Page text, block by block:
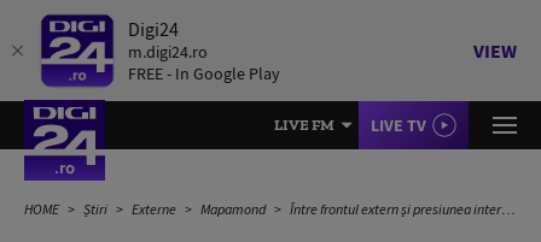
Digi24
m.digi24.ro
FREE - In Google Play
VIEW
LIVE FM LIVE TV
HOME Știri Externe Mapamond Între frontul extern și presiunea internă: cum folosește Benjamin Netanyahu confruntarea cu Iranul pentru a-și salva cariera politică